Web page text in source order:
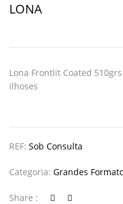
LONA
Lona Frontlit Coated
ilhoses
REF: Sob Consulta
Categoria: Grandes
Share :